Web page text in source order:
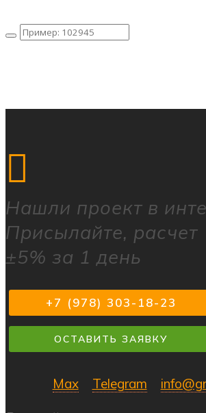
Нашли проект в
Присылайте, расчет
±5% за 1 день
+7 (978) 303-18-23
ОСТАВИТЬ ЗАЯВКУ
Max Telegram